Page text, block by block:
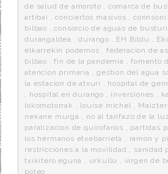
de salud de amoroto , comarca de
artibai ,conciertos masivos ,connsoni
bilbao ,consorcio de aguas de
durangaldea ,durango , EH Bildu ,
elkarrekin podemos ,federacion de
bilbao ,fin de la pandemia ,fomento
atencion primaria ,gestion del agua
la estacion de atxuri , hospital de
, hospital en durango , inversiones ,
lokomotorrak , louise michel ,
nekane murga , no al tarifazo de la
paralizacion de quirofanos , partidas
los hermanos etxebarrieta , ramon y
restricciones a la movilidad , sanidad
txikitero eguna , urkullu , virgen de
poteo